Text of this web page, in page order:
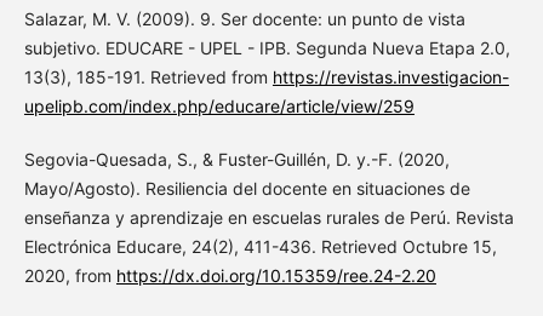
Salazar, M. V. (2009). 9. Ser docente: un punto de vista
subjetivo. EDUCARE - UPEL - IPB. Segunda Nueva Etapa 2.0,
13(3), 185-191. Retrieved from https://revistas.investigacion-
upelipb.com/index.php/educare/article/view/259
Segovia-Quesada, S., & Fuster-Guillén, D. y.-F. (2020,
Mayo/Agosto). Resiliencia del docente en situaciones de
enseñanza y aprendizaje en escuelas rurales de Perú. Revista
Electrónica Educare, 24(2), 411-436. Retrieved Octubre 15,
2020, from https://dx.doi.org/10.15359/ree.24-2.20